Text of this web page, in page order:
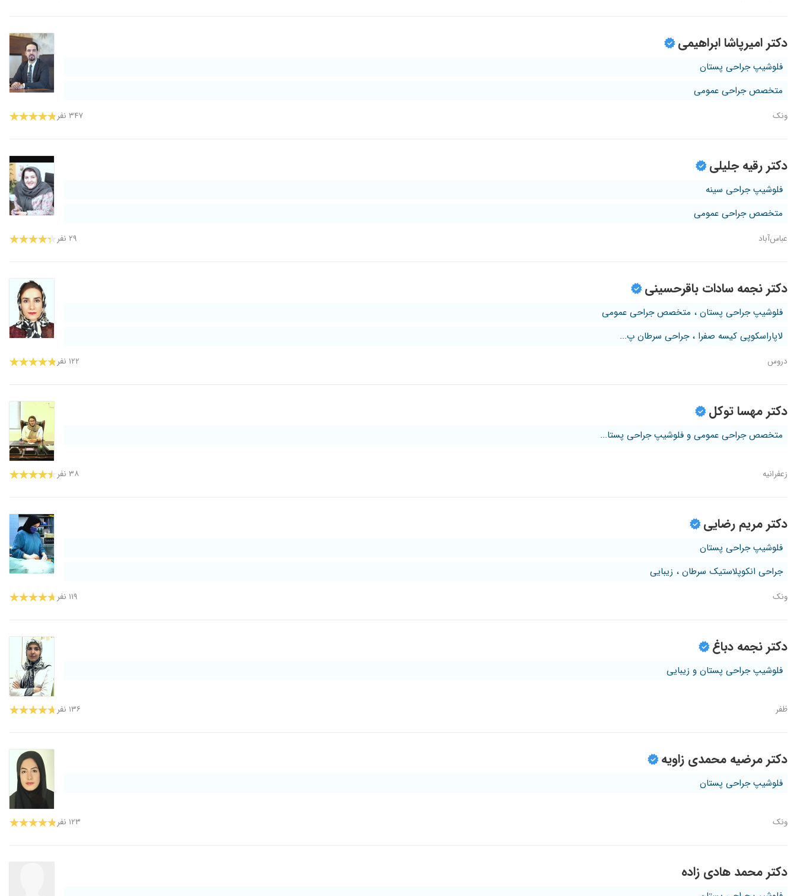
دکتر امیرپاشا ابراهیمی
فلوشیپ جراحی پستان
متخصص جراحی عمومی
ونک ۳۴۷ نفر
دکتر رقیه جلیلی
فلوشیپ جراحی سینه
متخصص جراحی عمومی
عباس‌آباد ۲۹ نفر
دکتر نجمه سادات باقرحسینی
فلوشیپ جراحی پستان ، متخصص جراحی عمومی
لاپاراسکوپی کیسه صفرا ، جراحی سرطان پ...
دروس ۱۲۲ نفر
دکتر مهسا توکل
متخصص جراحی عمومی و فلوشیپ جراحی پستا...
زعفرانیه ۳۸ نفر
دکتر مریم رضایی
فلوشیپ جراحی پستان
جراحی انکوپلاستیک سرطان ، زیبایی
ونک ۱۱۹ نفر
دکتر نجمه دباغ
فلوشیپ جراحی پستان و زیبایی
ظفر ۱۳۶ نفر
دکتر مرضیه محمدی زاویه
فلوشیپ جراحی پستان
ونک ۱۲۳ نفر
دکتر محمد هادی زاده